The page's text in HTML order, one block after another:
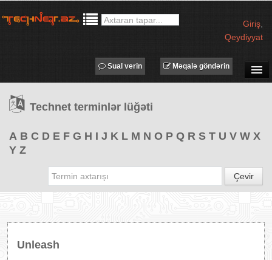
Giriş
Qeydiyyat
TƏDBİRLƏR
PROQRAMLAR
Məqalə göndərin
Sual verin
Technet terminlər lüğəti
A B C D E F G H I J K L M N O P Q R S T U V W X
Y Z
Çevir
Unleash